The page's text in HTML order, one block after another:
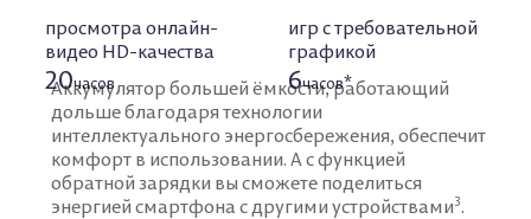
Аккумулятор большей ёмкости, работающий
дольше благодаря технологии
интеллектуального энергосбережения, обеспечит
комфорт в использовании. А с функцией
обратной зарядки вы сможете поделиться
энергией смартфона с другими устройствами3.
просмотра онлайн-
видео HD-качества
20часов
игр с требовательной
графикой
6часов*